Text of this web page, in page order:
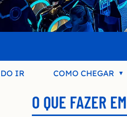
IR COMO CHEGAR
O QUE FAZER